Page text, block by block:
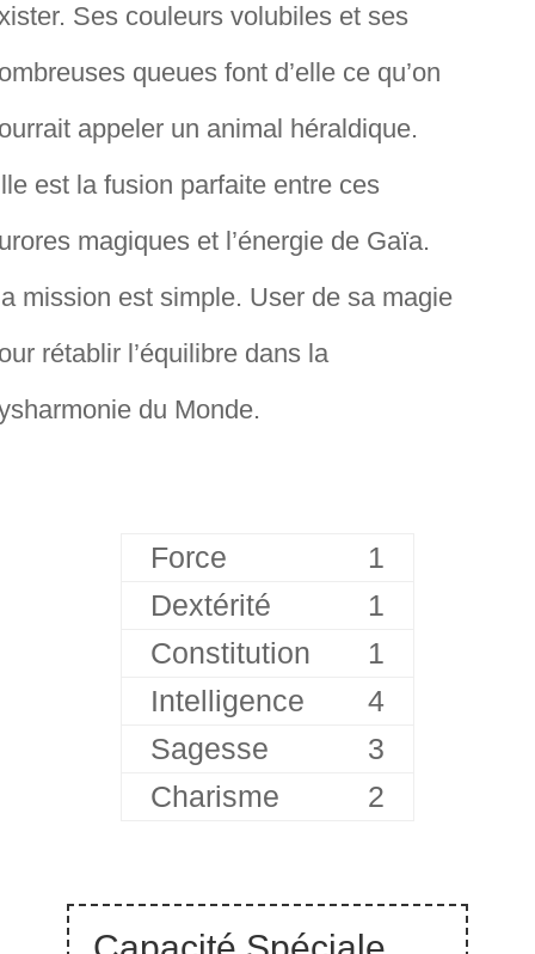
Ses couleurs volubiles et ses
queues font d’elle ce qu’on
appeler un animal héraldique.
est la fusion parfaite entre ces
magiques et l’énergie de Gaïa.
mission est simple. User de sa magie
rétablir l’équilibre dans la
du Monde.
Force
1
Dextérité
1
Constitution
1
Intelligence
4
Sagesse
3
Charisme
2